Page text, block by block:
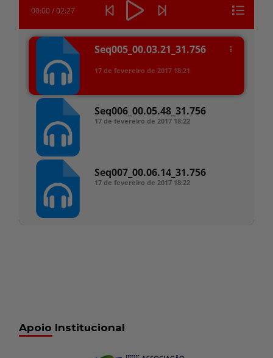
00:00 /02:27
Seq005_00.03.21_31.756
17 de fevereiro de 2017 18:21
Seq006_00.05.48_31.756
17 de fevereiro de 2017 18:22
Seq007_00.06.14_31.756
17 de fevereiro de 2017 18:22
Apoio Institucional